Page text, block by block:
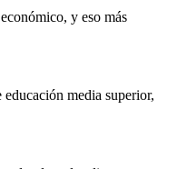
y eso más
media superior,